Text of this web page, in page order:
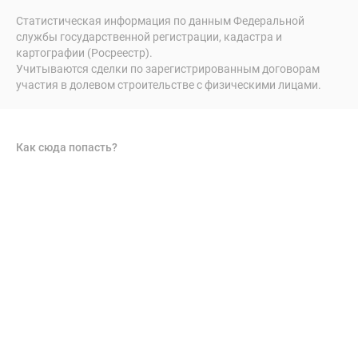
Статистическая информация по данным Федеральной
службы государственной регистрации, кадастра и
картографии (Росреестр).
Учитываются сделки по зарегистрированным договорам
участия в долевом строительстве с физическими лицами.
Как сюда попасть?